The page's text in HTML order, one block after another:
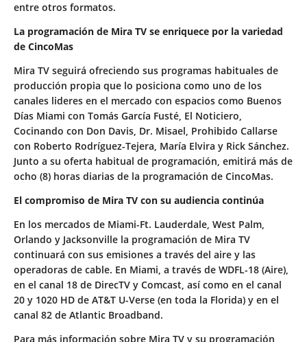
entre otros formatos.
La programación de Mira TV se enriquece por la variedad
de CincoMas
Mira TV seguirá ofreciendo sus programas habituales de
producción propia que lo posiciona como uno de los
canales lideres en el mercado con espacios como Buenos
Días Miami con Tomás García Fusté, El Noticiero,
Cocinando con Don Davis, Dr. Misael, Prohibido Callarse
con Roberto Rodríguez-Tejera, María Elvira y Rick Sánchez.
Junto a su oferta habitual de programación, emitirá más de
ocho (8) horas diarias de la programación de CincoMas.
El compromiso de Mira TV con su audiencia continúa
En los mercados de Miami-Ft. Lauderdale, West Palm,
Orlando y Jacksonville la programación de Mira TV
continuará con sus emisiones a través del aire y las
operadoras de cable. En Miami, a través de WDFL-18 (Aire),
en el canal 18 de DirecTV y Comcast, así como en el canal
20 y 1020 HD de AT&T U-Verse (en toda la Florida) y en el
canal 82 de Atlantic Broadband.
Para más información sobre Mira TV y su programación